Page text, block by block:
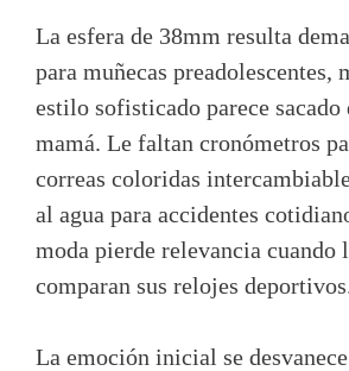
La esfera de 38mm resulta
para muñecas preadolescentes,
estilo sofisticado parece
mamá. Le faltan cronómetros
correas coloridas
al agua para accidentes
moda pierde relevancia cuando
comparan sus relojes
La emoción inicial se